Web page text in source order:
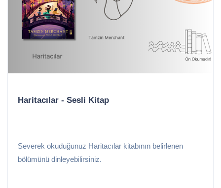
Haritacılar - Sesli Kitap
Severek okuduğunuz Haritacılar kitabının belirlenen
bölümünü dinleyebilirsiniz.